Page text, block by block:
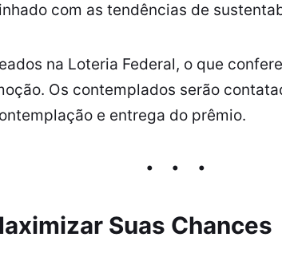
com as tendências de
na Loteria Federal, o que
Os contemplados serão
e entrega do prêmio.
Suas Chances